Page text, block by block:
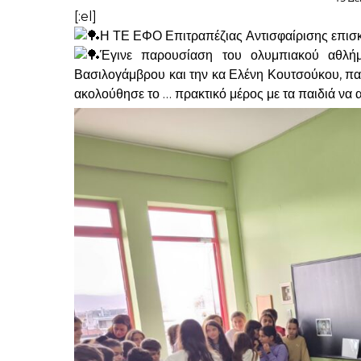
[:el]
Η ΤΕ ΕΦΟ Επιτραπέζιας Αντισφαίρισης
Έγινε παρουσίαση του ολυμπιακού
Βασιλογάμβρου και την κα Ελένη Κουτσούκου,
ακολούθησε το … πρακτικό μέρος με τα παιδιά να